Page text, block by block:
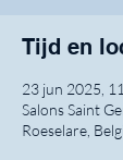
Tijd en
23 jun 2025,
Salons Saint
Roeselare,